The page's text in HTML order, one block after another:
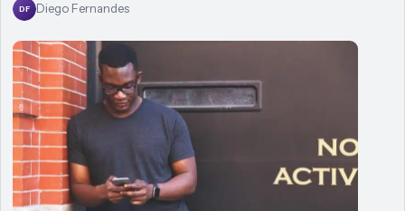
DF Diego Fernandes